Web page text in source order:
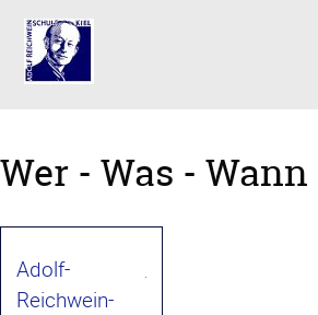
überspringen
Wer - Was - Wann
Adolf-
Reichwein-